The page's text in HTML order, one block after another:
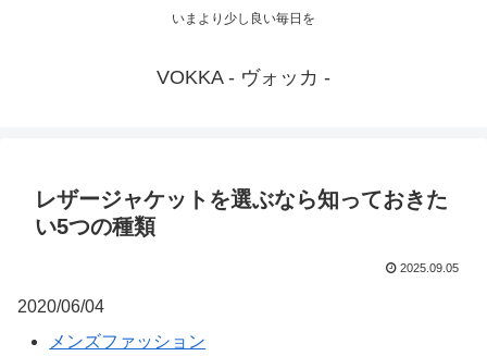
いまより少し良い毎日を
VOKKA - ヴォッカ -
レザージャケットを選ぶなら知っておきた
い5つの種類
2025.09.05
2020/06/04
メンズファッション